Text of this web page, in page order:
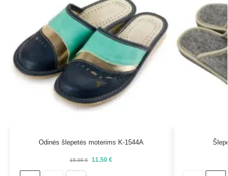
Odinės šlepetės moterims K-1544A
15.00€ 11.50 €